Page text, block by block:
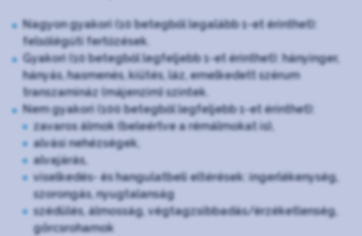
Nagyon gyakori (10 betegből legalább 1-et érinthet):
felsőlégúti fertőzések.
Gyakori (10 betegből legfeljebb 1-et érinthet): hányinger,
hányás, hasmenés, kiütés, láz, emelkedett szérum
transzamináz (májenzim) szintek.
Nem gyakori (100 betegből legfeljebb 1-et érinthet):
zavaros álmok (beleértve a rémálmokat is),
alvási nehézségek,
alvajárás,
viselkedés- és hangulatbeli eltérések: ingerlékenység,
szorongás, nyugtalanság
szédülés, álmosság, végtagzsibbadás/érzéketlenség,
görcsrohamok